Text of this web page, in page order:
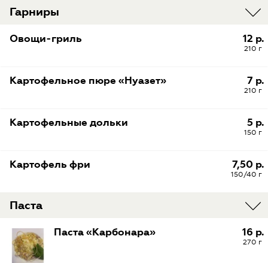
Гарниры
12 р.
210 г
Овощи-гриль
7 р.
210 г
Картофельное пюре «Нуазет»
5 р.
150 г
Картофельные дольки
7,50 р.
150/40 г
Картофель фри
Паста
16 р.
270 г
Паста «Карбонара»